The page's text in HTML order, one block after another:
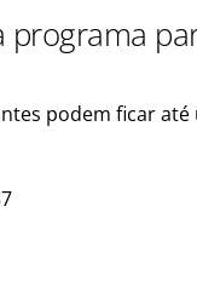
programa
podem ficar